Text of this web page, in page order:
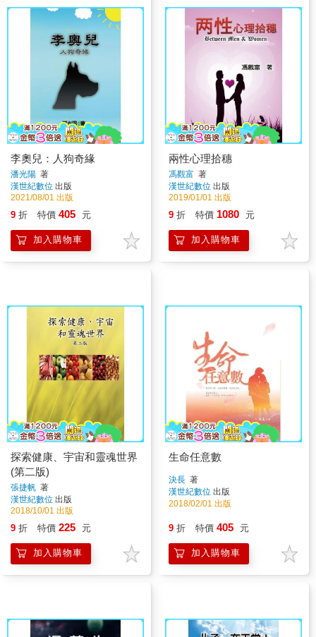
李奧兒：人狗奇緣
潘光陽 著
漢世紀數位 出版
2021/08/01 出版
9 折 特價 405 元
加入購物車
兩性心理拾穗
馮觀富 著
漢世紀數位 出版
2019/01/01 出版
9 折 特價 1080 元
加入購物車
探索健康、宇宙和靈魂世界
(第二版)
張捷帆 著
漢世紀數位 出版
2018/10/01 出版
9 折 特價 225 元
加入購物車
生命任意數
決長 著
漢世紀數位 出版
2018/02/01 出版
9 折 特價 405 元
加入購物車